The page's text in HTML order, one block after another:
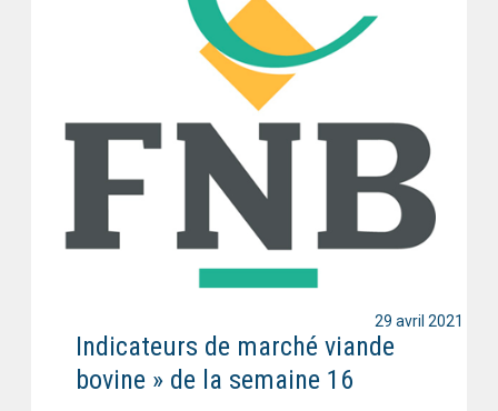
Indicateurs de marché viande
bovine » de la semaine 16
29 avril 2021